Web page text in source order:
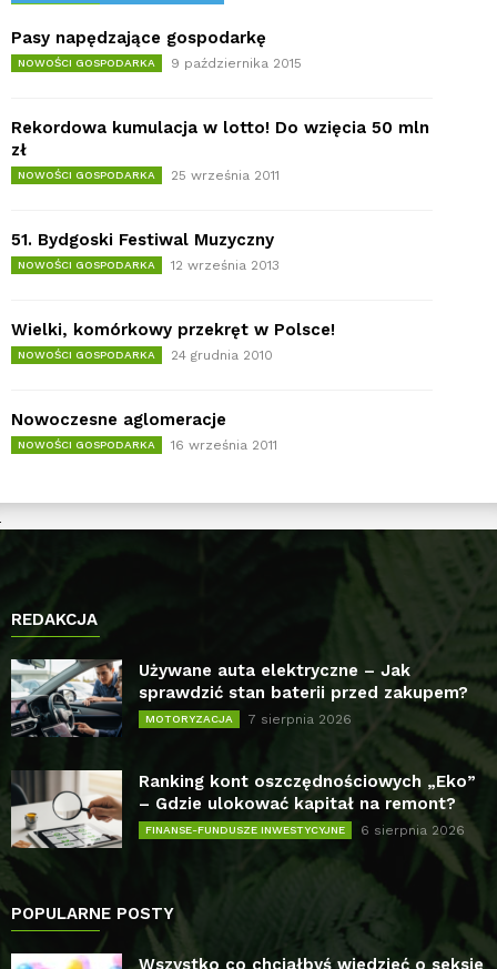
Pasy napędzające gospodarkę
NOWOŚCI GOSPODARKA 9 października 2015
Rekordowa kumulacja w lotto! Do wzięcia 50 mln
zł
NOWOŚCI GOSPODARKA 25 września 2011
51. Bydgoski Festiwal Muzyczny
NOWOŚCI GOSPODARKA 12 września 2013
Wielki, komórkowy przekręt w Polsce!
NOWOŚCI GOSPODARKA 24 grudnia 2010
Nowoczesne aglomeracje
NOWOŚCI GOSPODARKA 16 września 2011
REDAKCJA
Używane auta elektryczne – Jak
sprawdzić stan baterii przed zakupem?
MOTORYZACJA 7 sierpnia 2026
Ranking kont oszczędnościowych „Eko”
– Gdzie ulokować kapitał na remont?
FINANSE-FUNDUSZE INWESTYCYJNE 6 sierpnia 2026
POPULARNE POSTY
Wszystko co chciałbyś wiedzieć o seksie